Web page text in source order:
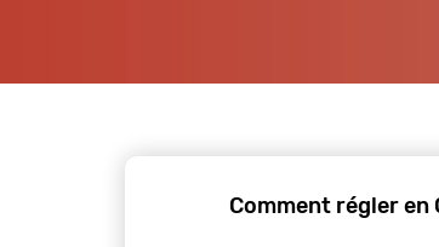
Comment régler en